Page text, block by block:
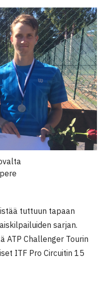
tuttuun tapaan
sarjan.
ATP Challenger Tourin
ITF Pro Circuitin 15